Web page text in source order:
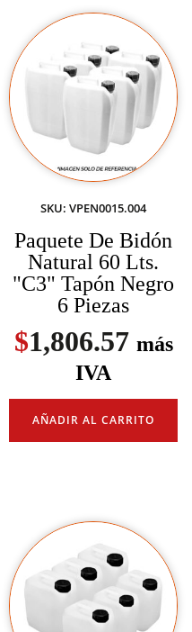
SKU: VPEN0015.004
Paquete De Bidón
Natural 60 Lts.
"C3" Tapón Negro
6 Piezas
$1,806.57 más
IVA
AÑADIR AL CARRITO